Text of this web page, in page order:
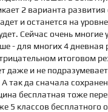
2 варианта
и останется на
Сейчас очень многие
- для многих 4 дневная
итоговом
даже и не
так да сначала
бесплатная тоже
5 классов бесплатного